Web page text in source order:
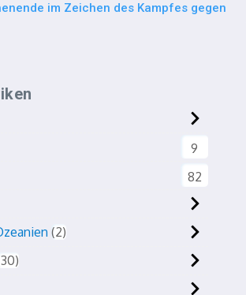
im Zeichen des Kampfes gegen
9
82
2
30